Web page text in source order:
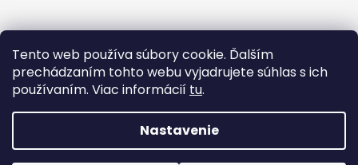
Tento web používa súbory cookie. Ďalším
prechádzaním tohto webu vyjadrujete súhlas s ich
používaním. Viac informácií tu.
Nastavenie
Facebook
! 1. 8. 2026 – 18. 8. 2026
Objednávky vytvorené od 1. 8. 2026 do 18. 8. 2026 budú odoslané po